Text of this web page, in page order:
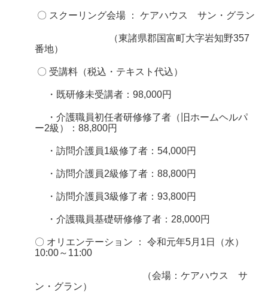
〇 スクーリング会場 ：ケアハウス サン・グラン
（東諸県郡国富町大字岩知野357
番地）
〇 受講料（税込・テキスト代込）
・既研修未受講者：98,000円
・介護職員初任者研修修了者（旧ホームヘルパ
ー2級）：88,800円
・訪問介護員1級修了者：54,000円
・訪問介護員2級修了者：88,800円
・訪問介護員3級修了者：93,800円
・介護職員基礎研修修了者：28,000円
〇 オリエンテーション ： 令和元年5月1日（水）
10:00～11:00
（会場：ケアハウス サ
ン・グラン）